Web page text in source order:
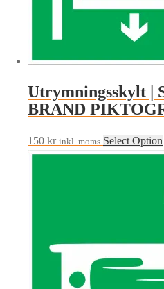
Utrymningsskylt |
BRAND
150 kr inkl. moms Select Option